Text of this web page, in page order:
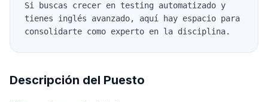
Si buscas crecer en testing automatizado y
tienes inglés avanzado, aquí hay espacio para
consolidarte como experto en la disciplina.
Descripción del Puesto